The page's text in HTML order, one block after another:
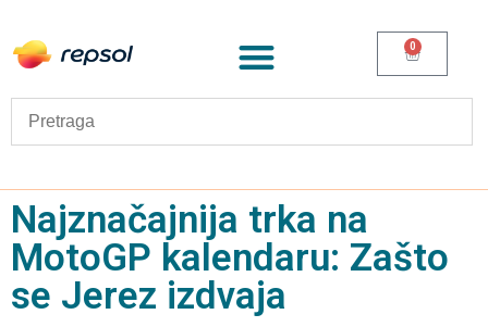
0
Najznačajnija trka na
MotoGP kalendaru: Zašto
se Jerez izdvaja